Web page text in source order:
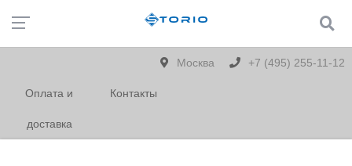
Москва +7 (495) 255-11-12
Оплата и
доставка
Контакты